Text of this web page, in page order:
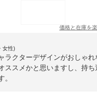
価格と在庫を
女性)
ラクターデザインがおしゃれ
ススメかと思いますし、持ち
。